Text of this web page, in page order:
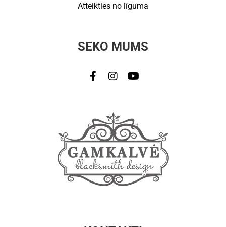
Atteikties no līguma
SEKO MUMS